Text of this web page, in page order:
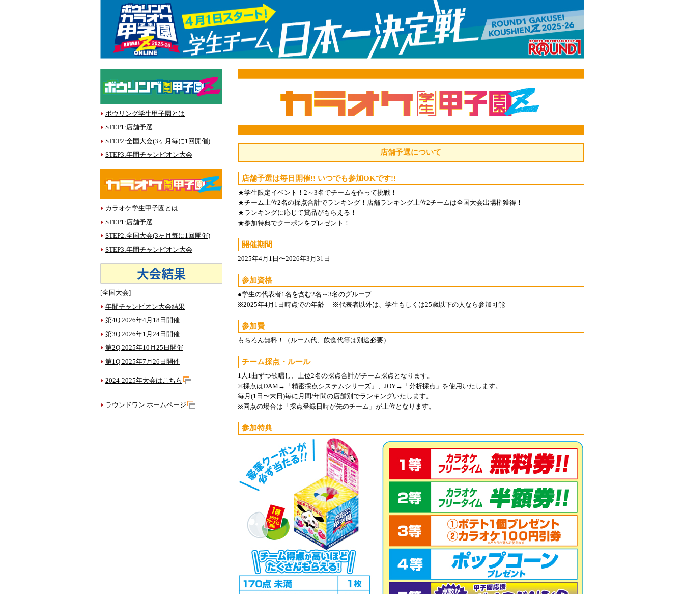
店舗予選について
店舗予選は毎日開催!! いつでも参加OKです!!
★学生限定イベント！2～3名でチームを作って挑戦！
★チーム上位2名の採点合計でランキング！店舗ランキング上位2チームは全国大会出場権獲得！
★ランキングに応じて賞品がもらえる！
★参加特典でクーポンをプレゼント！
開催期間
2025年4月1日〜2026年3月31日
参加資格
●学生の代表者1名を含む2名～3名のグループ
※2025年4月1日時点での年齢 ※代表者以外は、学生もしくは25歳以下の人なら参加可能
参加費
もちろん無料！（ルーム代、飲食代等は別途必要）
チーム採点・ルール
1人1曲ずつ歌唱し、上位2名の採点合計がチーム採点となります。
※採点はDAM→「精密採点システムシリーズ」、JOY→「分析採点」を使用いたします。
毎月(1日〜末日)毎に月間/年間の店舗別でランキングいたします。
※同点の場合は「採点登録日時が先のチーム」が上位となります。
参加特典
ボウリング学生甲子園とは
STEP1:店舗予選
STEP2:全国大会(3ヶ月毎に1回開催)
STEP3:年間チャンピオン大会
カラオケ学生甲子園とは
STEP1:店舗予選
STEP2:全国大会(3ヶ月毎に1回開催)
STEP3:年間チャンピオン大会
[全国大会]
年間チャンピオン大会結果
第4Q 2026年4月18日開催
第3Q 2026年1月24日開催
第2Q 2025年10月25日開催
第1Q 2025年7月26日開催
2024-2025年大会はこちら
ラウンドワン ホームページ